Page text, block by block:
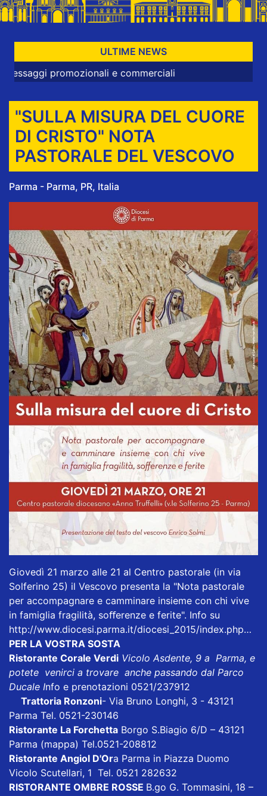
ULTIME NEWS
promozionali e commerciali
"SULLA MISURA DEL CUORE
DI CRISTO" NOTA
PASTORALE DEL VESCOVO
Parma - Parma, PR, Italia
Giovedì 21 marzo alle 21 al Centro pastorale (in via
Solferino 25) il Vescovo presenta la "Nota pastorale
per accompagnare e camminare insieme con chi vive
in famiglia fragilità, soﬀerenze e ferite". Info su
http://www.diocesi.parma.it/diocesi_2015/index.php…
PER LA VOSTRA SOSTA
Ristorante Corale Verdi Vicolo Asdente, 9 a Parma, e
potete venirci a trovare anche passando dal Parco
Ducale Info e prenotazioni 0521/237912
Trattoria Ronzoni- Via Bruno Longhi, 3 - 43121
Parma Tel. 0521-230146
Ristorante La Forchetta Borgo S.Biagio 6/D – 43121
Parma (mappa) Tel.0521-208812
Ristorante Angiol D'Ora Parma in Piazza Duomo
Vicolo Scutellari, 1 Tel. 0521 282632
RISTORANTE OMBRE ROSSE B.go G. Tommasini, 18 –